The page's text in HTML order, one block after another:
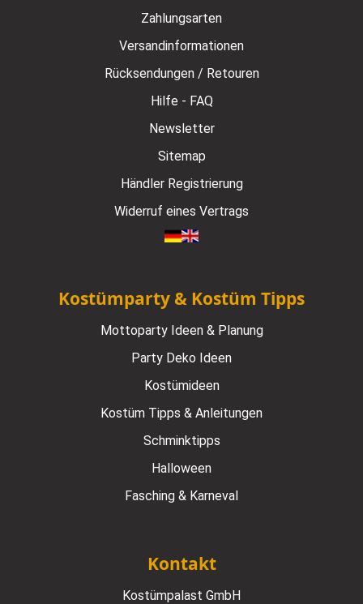
Zahlungsarten
Versandinformationen
Rücksendungen / Retouren
Hilfe - FAQ
Newsletter
Sitemap
Händler Registrierung
Widerruf eines Vertrags
Kostümparty & Kostüm Tipps
Mottoparty Ideen & Planung
Party Deko Ideen
Kostümideen
Kostüm Tipps & Anleitungen
Schminktipps
Halloween
Fasching & Karneval
Kontakt
Kostümpalast GmbH